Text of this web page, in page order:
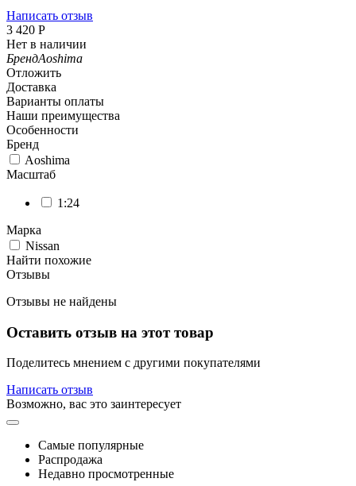
Написать отзыв
3 420 Р
Нет в наличии
БрендAoshima
Отложить
Доставка
Варианты оплаты
Наши преимущества
Особенности
Бренд
Aoshima
Масштаб
1:24
Марка
Nissan
Найти похожие
Отзывы
Отзывы не найдены
Оставить отзыв на этот товар
Поделитесь мнением с другими покупателями
Написать отзыв
Возможно, вас это заинтересует
Самые популярные
Распродажа
Недавно просмотренные